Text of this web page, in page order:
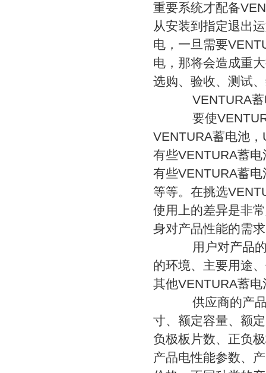
重要系统才配备
从安装到指定退出
电，一旦需要
电，那将会造成重
选购、验收、测试
VENTURA蓄
要使
VENTURA蓄电池
有些VENTURA蓄
有些VENTURA蓄
等等。在挑选
使用上的差异是非
身对产品性能的需
用户对产品的
的环境、主要用途
其他VENTURA蓄
供应商的产品
寸、额定容量、额
负极板片数、正负
产品电性能参数、